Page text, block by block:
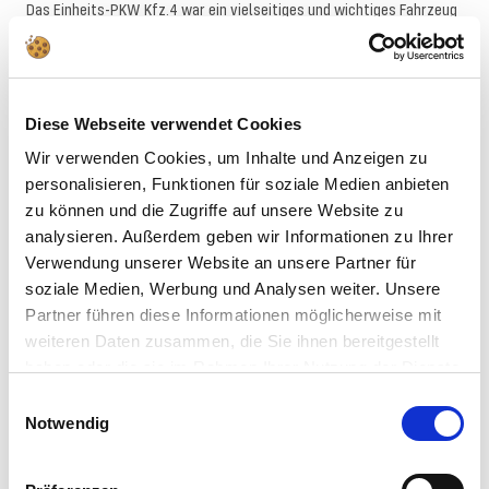
Diese Webseite verwendet Cookies
Wir verwenden Cookies, um Inhalte und Anzeigen zu
personalisieren, Funktionen für soziale Medien anbieten
zu können und die Zugriffe auf unsere Website zu
analysieren. Außerdem geben wir Informationen zu Ihrer
Verwendung unserer Website an unsere Partner für
soziale Medien, Werbung und Analysen weiter. Unsere
Partner führen diese Informationen möglicherweise mit
weiteren Daten zusammen, die Sie ihnen bereitgestellt
Notwendig
Das Einheits-PKW Kfz.4 war ein vielseitiges und wichtiges Fahrzeug
in der deutschen Militärgeschichte. Es wurde in verschiedenen
Konflikten eingesetzt und spielte eine bedeutende Rolle. Die
bemerkenswertes Beispiel für die Anpassungsfähigkeit und
nicht nur ein fesselndes Modell erstellen, sondern auch in die
Geschichte eintauchen und die Bedeutung dieses Fahrzeugs besser
verstehen.
Warnhinweise